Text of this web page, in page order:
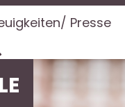
Presse